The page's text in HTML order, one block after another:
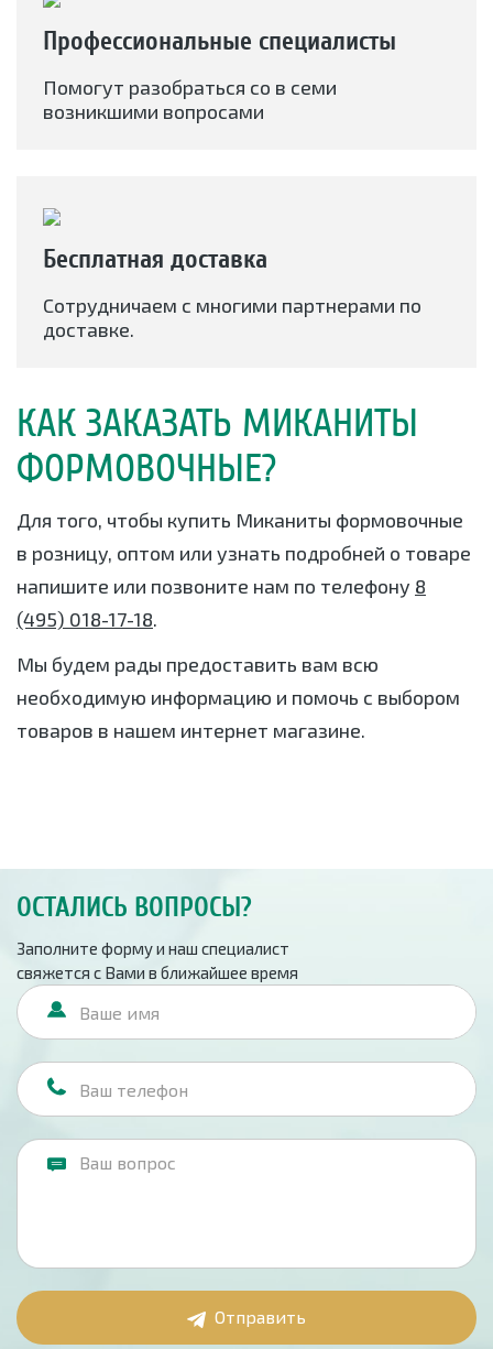
Профессиональные специалисты
Помогут разобраться со в семи
возникшими вопросами
Бесплатная доставка
Сотрудничаем с многими партнерами по
доставке.
КАК ЗАКАЗАТЬ МИКАНИТЫ
ФОРМОВОЧНЫЕ?
Для того, чтобы купить Миканиты формовочные
в розницу, оптом или узнать подробней о товаре
напишите или позвоните нам по телефону 8
(495) 018-17-18.
Мы будем рады предоставить вам всю
необходимую информацию и помочь с выбором
товаров в нашем интернет магазине.
ОСТАЛИСЬ ВОПРОСЫ?
Заполните форму и наш специалист
свяжется с Вами в ближайшее время
Отправить